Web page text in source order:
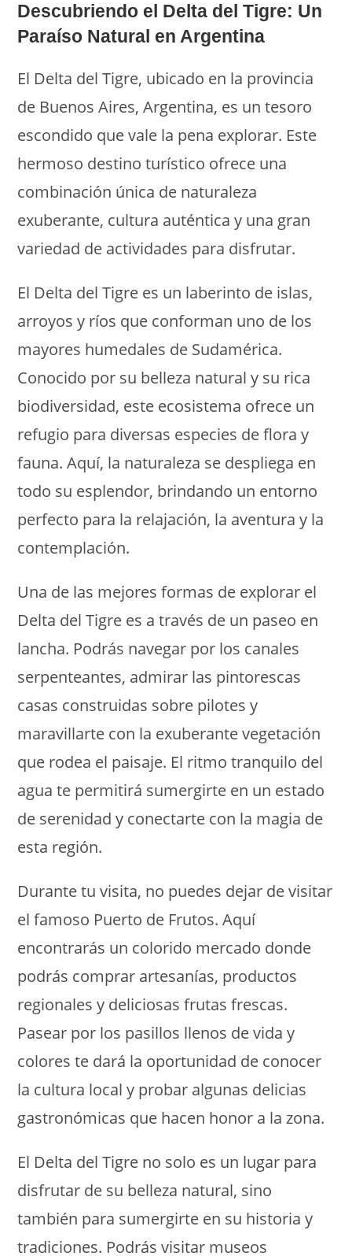
Descubriendo el Delta del Tigre: Un
Paraíso Natural en Argentina
El Delta del Tigre, ubicado en la provincia
de Buenos Aires, Argentina, es un tesoro
escondido que vale la pena explorar. Este
hermoso destino turístico ofrece una
combinación única de naturaleza
exuberante, cultura auténtica y una gran
variedad de actividades para disfrutar.
El Delta del Tigre es un laberinto de islas,
arroyos y ríos que conforman uno de los
mayores humedales de Sudamérica.
Conocido por su belleza natural y su rica
biodiversidad, este ecosistema ofrece un
refugio para diversas especies de flora y
fauna. Aquí, la naturaleza se despliega en
todo su esplendor, brindando un entorno
perfecto para la relajación, la aventura y la
contemplación.
Una de las mejores formas de explorar el
Delta del Tigre es a través de un paseo en
lancha. Podrás navegar por los canales
serpenteantes, admirar las pintorescas
casas construidas sobre pilotes y
maravillarte con la exuberante vegetación
que rodea el paisaje. El ritmo tranquilo del
agua te permitirá sumergirte en un estado
de serenidad y conectarte con la magia de
esta región.
Durante tu visita, no puedes dejar de visitar
el famoso Puerto de Frutos. Aquí
encontrarás un colorido mercado donde
podrás comprar artesanías, productos
regionales y deliciosas frutas frescas.
Pasear por los pasillos llenos de vida y
colores te dará la oportunidad de conocer
la cultura local y probar algunas delicias
gastronómicas que hacen honor a la zona.
El Delta del Tigre no solo es un lugar para
disfrutar de su belleza natural, sino
también para sumergirte en su historia y
tradiciones. Podrás visitar museos